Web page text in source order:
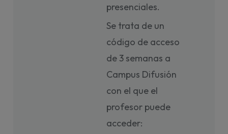
presenciales.
Se trata de un
código de acceso
de 3 semanas a
Campus Difusión
con el que el
profesor puede
acceder: